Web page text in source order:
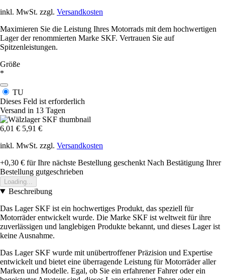
inkl. MwSt. zzgl. Versandkosten
Maximieren Sie die Leistung Ihres Motorrads mit dem hochwertigen
Lager der renommierten Marke SKF. Vertrauen Sie auf
Spitzenleistungen.
Größe
*
TU
Dieses Feld ist erforderlich
Versand in 13 Tagen
6,01 € 5,91 €
inkl. MwSt. zzgl. Versandkosten
+0,30 € für Ihre nächste Bestellung geschenkt Nach Bestätigung Ihrer
Bestellung gutgeschrieben
Loading...
Beschreibung
Das Lager SKF ist ein hochwertiges Produkt, das speziell für
Motorräder entwickelt wurde. Die Marke SKF ist weltweit für ihre
zuverlässigen und langlebigen Produkte bekannt, und dieses Lager ist
keine Ausnahme.
Das Lager SKF wurde mit unübertroffener Präzision und Expertise
entwickelt und bietet eine überragende Leistung für Motorräder aller
Marken und Modelle. Egal, ob Sie ein erfahrener Fahrer oder ein